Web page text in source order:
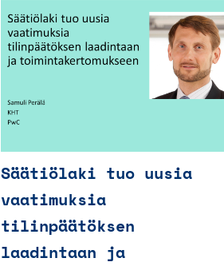
Säätiölaki tuo uusia
vaatimuksia
tilinpäätöksen
laadintaan ja